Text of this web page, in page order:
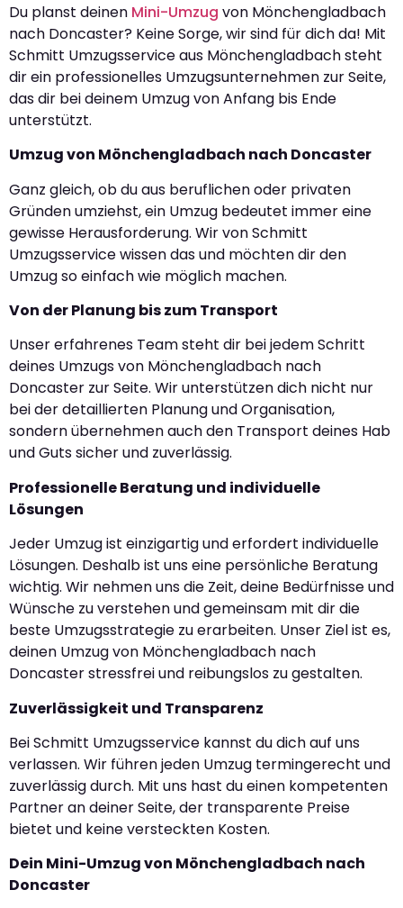
Du planst deinen Mini-Umzug von Mönchengladbach
nach Doncaster? Keine Sorge, wir sind für dich da! Mit
Schmitt Umzugsservice aus Mönchengladbach steht
dir ein professionelles Umzugsunternehmen zur Seite,
das dir bei deinem Umzug von Anfang bis Ende
unterstützt.
Umzug von Mönchengladbach nach Doncaster
Ganz gleich, ob du aus beruflichen oder privaten
Gründen umziehst, ein Umzug bedeutet immer eine
gewisse Herausforderung. Wir von Schmitt
Umzugsservice wissen das und möchten dir den
Umzug so einfach wie möglich machen.
Von der Planung bis zum Transport
Unser erfahrenes Team steht dir bei jedem Schritt
deines Umzugs von Mönchengladbach nach
Doncaster zur Seite. Wir unterstützen dich nicht nur
bei der detaillierten Planung und Organisation,
sondern übernehmen auch den Transport deines Hab
und Guts sicher und zuverlässig.
Professionelle Beratung und individuelle
Lösungen
Jeder Umzug ist einzigartig und erfordert individuelle
Lösungen. Deshalb ist uns eine persönliche Beratung
wichtig. Wir nehmen uns die Zeit, deine Bedürfnisse und
Wünsche zu verstehen und gemeinsam mit dir die
beste Umzugsstrategie zu erarbeiten. Unser Ziel ist es,
deinen Umzug von Mönchengladbach nach
Doncaster stressfrei und reibungslos zu gestalten.
Zuverlässigkeit und Transparenz
Bei Schmitt Umzugsservice kannst du dich auf uns
verlassen. Wir führen jeden Umzug termingerecht und
zuverlässig durch. Mit uns hast du einen kompetenten
Partner an deiner Seite, der transparente Preise
bietet und keine versteckten Kosten.
Dein Mini-Umzug von Mönchengladbach nach
Doncaster